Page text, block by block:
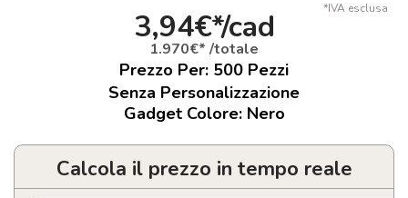
*IVA esclusa
3,94€*/cad
1.970€* /totale
Prezzo Per: 500 Pezzi
Senza Personalizzazione
Gadget Colore: Nero
Calcola il prezzo in tempo reale